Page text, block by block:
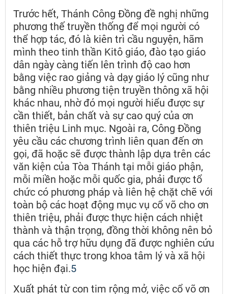
Trước hết, Thánh Công Đồng đề nghị những
phương thế truyền thống để mọi người có
thể hợp tác, đó là kiên trì cầu nguyện, hãm
mình theo tinh thần Kitô giáo, đào tạo giáo
dân ngày càng tiến lên trình độ cao hơn
bằng việc rao giảng và dạy giáo lý cũng như
bằng nhiều phương tiện truyền thông xã hội
khác nhau, nhờ đó mọi người hiểu được sự
cần thiết, bản chất và sự cao quý của ơn
thiên triệu Linh mục. Ngoài ra, Công Đồng
yêu cầu các chương trình liên quan đến ơn
gọi, đã hoặc sẽ được thành lập dựa trên các
văn kiện của Tòa Thánh tại mỗi giáo phận,
mỗi miền hoặc mỗi quốc gia, phải được tổ
chức có phương pháp và liên hệ chặt chẽ với
toàn bộ các hoạt động mục vụ cổ võ cho ơn
thiên triệu, phải được thực hiện cách nhiệt
thành và thận trọng, đồng thời không nên bỏ
qua các hỗ trợ hữu dụng đã được nghiên cứu
cách thiết thực trong khoa tâm lý và xã hội
học hiện đại.5
Xuất phát từ con tim rộng mở, việc cổ võ ơn